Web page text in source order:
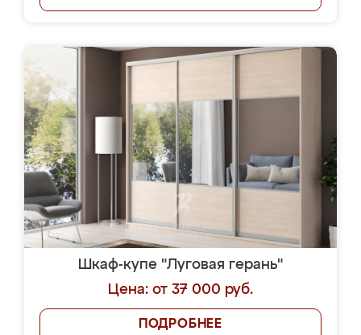
Шкаф-купе "Луговая герань"
Цена: от 37 000 руб.
ПОДРОБНЕЕ